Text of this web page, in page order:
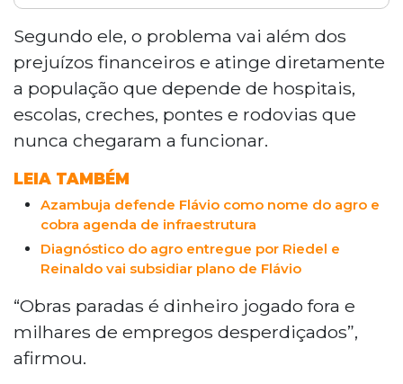
O ex-governador de Mato Grosso do Sul
Reinaldo Azambuja criticou as quase 12
mil obras paradas no Brasil, apontadas
pelo TCU, classificando a situação como
desperdício inaceitável. Pré-candidato ao
Senado, ele citou o programa Obra
Inacabada Zero, que retomou mais de
técnico, fiscalização permanente e
punições mais severas para gestores e
empresas responsáveis por paralisações.
Segundo ele, o problema vai além dos
prejuízos financeiros e atinge diretamente
a população que depende de hospitais,
escolas, creches, pontes e rodovias que
nunca chegaram a funcionar.
LEIA TAMBÉM
Azambuja defende Flávio como nome do agro e
cobra agenda de infraestrutura
Diagnóstico do agro entregue por Riedel e
Reinaldo vai subsidiar plano de Flávio
“Obras paradas é dinheiro jogado fora e
milhares de empregos desperdiçados”,
afirmou.